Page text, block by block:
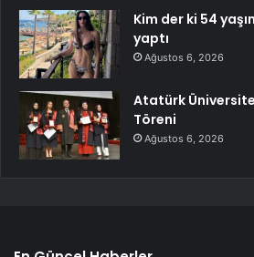
Kim der ki 54
yaptı
Ağustos 6, 2026
Atatürk
Töreni
Ağustos 6, 2026